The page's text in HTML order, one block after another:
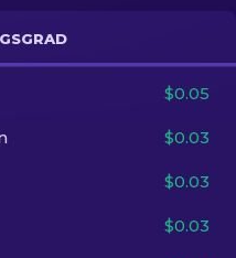
$0.05
$0.03
$0.03
$0.03